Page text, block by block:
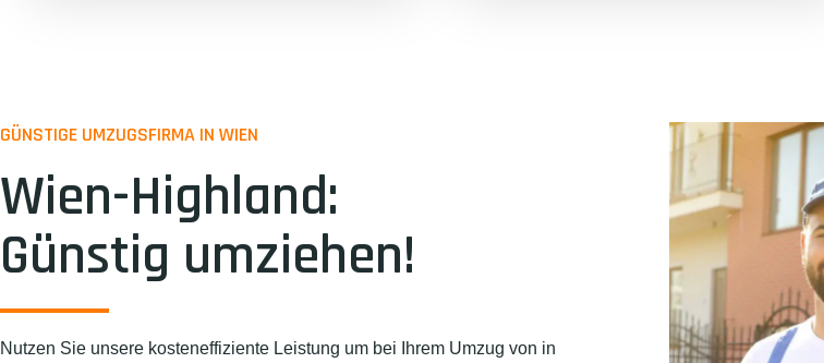
GÜNSTIGE UMZUGSFIRMA IN WIEN
Wien-Highland:
Günstig umziehen!
Nutzen Sie unsere kosteneffiziente Leistung um bei Ihrem Umzug von in